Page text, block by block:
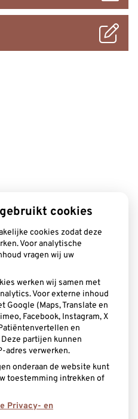
8.30 - 17.00
8.30 - 17.00
8.30 - 12.30
8.30 - 12.00
cookies
cookies zodat deze
Voor analytische
vragen wij uw
werken wij samen met
Voor externe inhoud
Google (Maps, Translate en
Facebook, Instagram, X
en
partijen kunnen
adres verwerken.
onderaan de website kunt
toestemming intrekken of
Privacy- en